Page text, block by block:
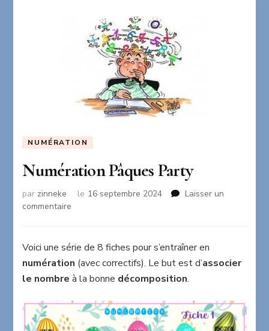
NUMÉRATION
Numération Pâques Party
par zinneke le 16 septembre 2024
Laisser un
commentaire
Party
Voici une série de 8 fiches pour s’entraîner en
numération (avec correctifs). Le but est d’associer
le nombre à la bonne décomposition.